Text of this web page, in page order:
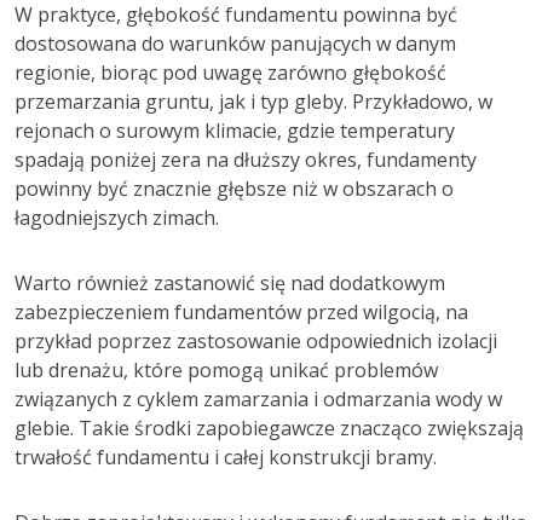
W praktyce, głębokość fundamentu powinna być
dostosowana do warunków panujących w danym
regionie, biorąc pod uwagę zarówno głębokość
przemarzania gruntu, jak i typ gleby. Przykładowo, w
rejonach o surowym klimacie, gdzie temperatury
spadają poniżej zera na dłuższy okres, fundamenty
powinny być znacznie głębsze niż w obszarach o
łagodniejszych zimach.
Warto również zastanowić się nad dodatkowym
zabezpieczeniem fundamentów przed wilgocią, na
przykład poprzez zastosowanie odpowiednich izolacji
lub drenażu, które pomogą unikać problemów
związanych z cyklem zamarzania i odmarzania wody w
glebie. Takie środki zapobiegawcze znacząco zwiększają
trwałość fundamentu i całej konstrukcji bramy.